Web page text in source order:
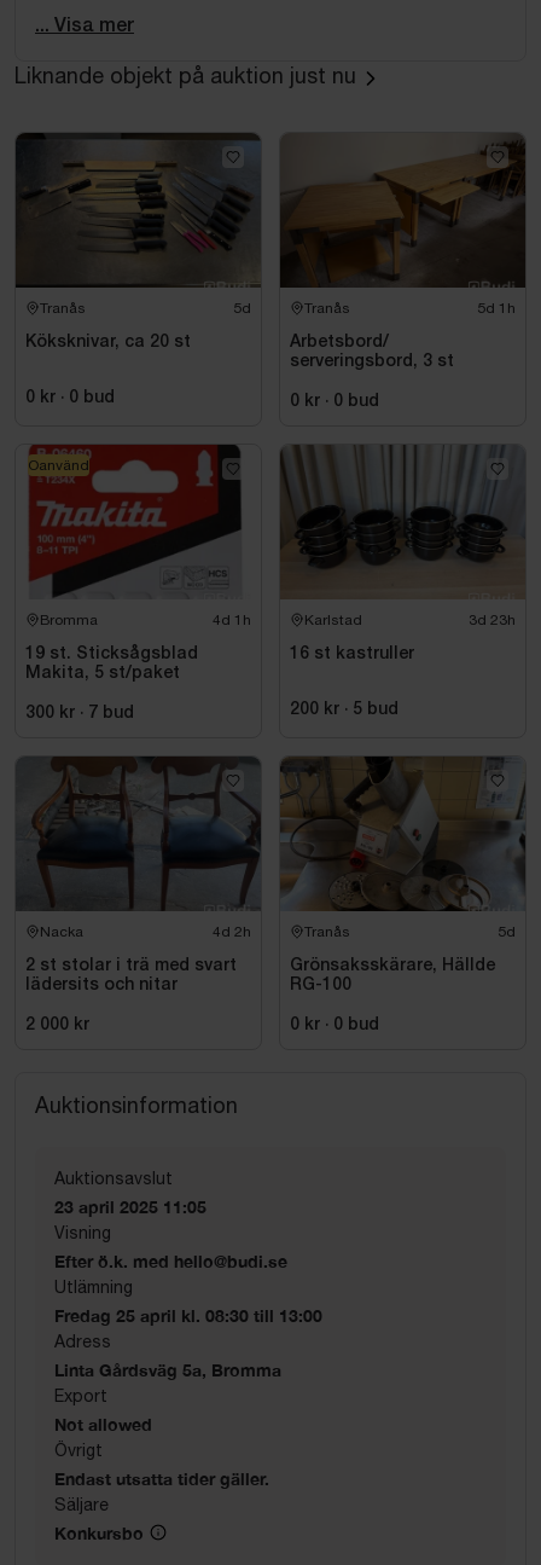
58 HRC, which gives the knife a razor sharp edge that
steel, the knife has a dark grey patina on the blade
corrosion. The patina will start to change from the
first cut and will quickly evolve into a truly unique and
characteristic, beautiful pattern on your blade.
... Visa mer
Liknande objekt på auktion just nu
Tranås 5d
Köksknivar, ca 20 st
0 kr · 0 bud
Tranås 5d 1h
Arbetsbord/
serveringsbord, 3 st
0 kr · 0 bud
Bromma 4d 1h
19 st. Sticksågsblad
Makita, 5 st/paket
300 kr · 7 bud
Oanvänd
Karlstad 3d 23h
16 st kastruller
200 kr · 5 bud
Nacka 4d 2h
2 st stolar i trä med svart
lädersits och nitar
2 000 kr
Tranås 5d
Grönsaksskärare, Hällde
RG-100
0 kr · 0 bud
Auktionsinformation
Auktionsavslut
23 april 2025 11:05
Visning
Efter ö.k. med hello@budi.se
Utlämning
Fredag 25 april kl. 08:30 till 13:00
Adress
Linta Gårdsväg 5a, Bromma
Export
Not allowed
Övrigt
Endast utsatta tider gäller.
Säljare
Konkursbo